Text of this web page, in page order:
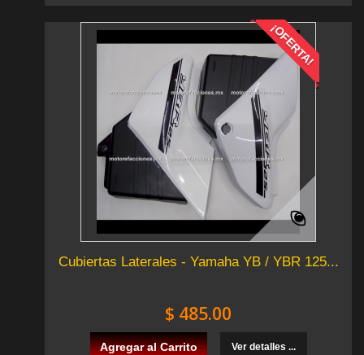
¡OFERTA!
Cubiertas Laterales - Yamaha YB / YBR 125...
$ 485.00
Agregar al Carrito Ver detalles ...